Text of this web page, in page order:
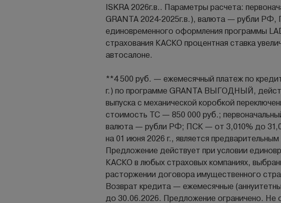
ISKRA 2026г.в.. Параметры расчета:
GRANTA 2024-2025г.в.), валюта — рубли РФ,
единовременного оформления программы
страхования КАСКО процентная ставка
автосалоне.
**4 500 руб. — ежемесячный платеж по
г.) по программе GRANTA ВЫГОДНЫЙ,
выпуска с механической коробкой
стоимость ТС — 850 000 руб.;
валюта — рубли РФ; ПСК — от 3,010% до
на 01 июня 2026 г., является
Предложение действует при условии
КАСКО в любых страховых компаниях,
расторжении договора имущественного
Возврат кредита — ежемесячные
до 30.06.2026. Предложение ограничено. Не